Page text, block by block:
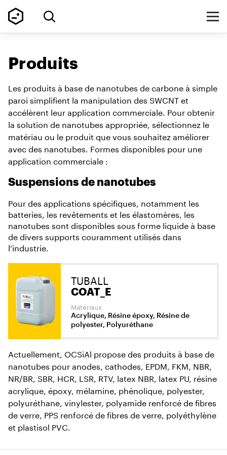
Produits
Les produits à base de nanotubes de carbone à simple
paroi simplifient la manipulation des SWCNT et
accélèrent leur application commerciale. Pour obtenir
la solution de nanotubes appropriée, sélectionnez le
matériau ou le produit que vous souhaitez améliorer
avec des nanotubes. Formes disponibles pour une
application commerciale :
Suspensions de nanotubes
Pour des applications spécifiques, notamment les
batteries, les revêtements et les élastomères, les
nanotubes sont disponibles sous forme liquide à base
de divers supports couramment utilisés dans
l’industrie.
TUBALL
COAT_E
Matériaux
Acrylique, Résine époxy, Résine de
polyester, Polyuréthane
Actuellement, OCSiAl propose des produits à base de
nanotubes pour anodes, cathodes, EPDM, FKM, NBR,
NR/BR, SBR, HCR, LSR, RTV, latex NBR, latex PU, résine
acrylique, époxy, mélamine, phénolique, polyester,
polyuréthane, vinylester, polyamide renforcé de fibres
de verre, PPS renforcé de fibres de verre, polyéthylène
et plastisol PVC.